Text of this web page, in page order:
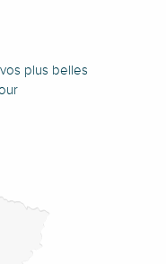
plus belles